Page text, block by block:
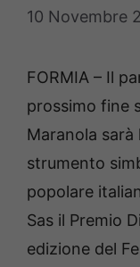
10 Novembre
FORMIA – Il
prossimo fine
Maranola
strumento
popolare
Sas il Premio
edizione del